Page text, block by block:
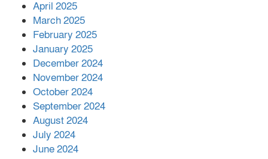
সহায়তা দিলেন সাচিং প্রু জেরী
April 2025
March 2025
February 2025
January 2025
December 2024
November 2024
October 2024
September 2024
August 2024
July 2024
June 2024